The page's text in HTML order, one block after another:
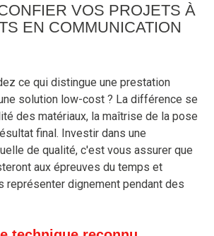
VOS PROJETS À
EN COMMUNICATION
ce qui distingue une prestation
solution low-cost ? La différence se
des matériaux, la maîtrise de la pose
final. Investir dans une
de qualité, c'est vous assurer que
aux épreuves du temps et
représenter dignement pendant des